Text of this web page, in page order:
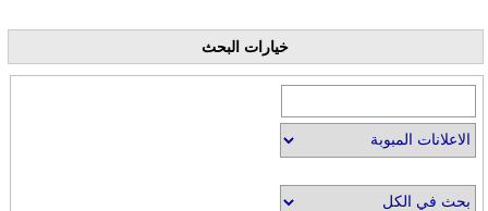
خيارات البحث